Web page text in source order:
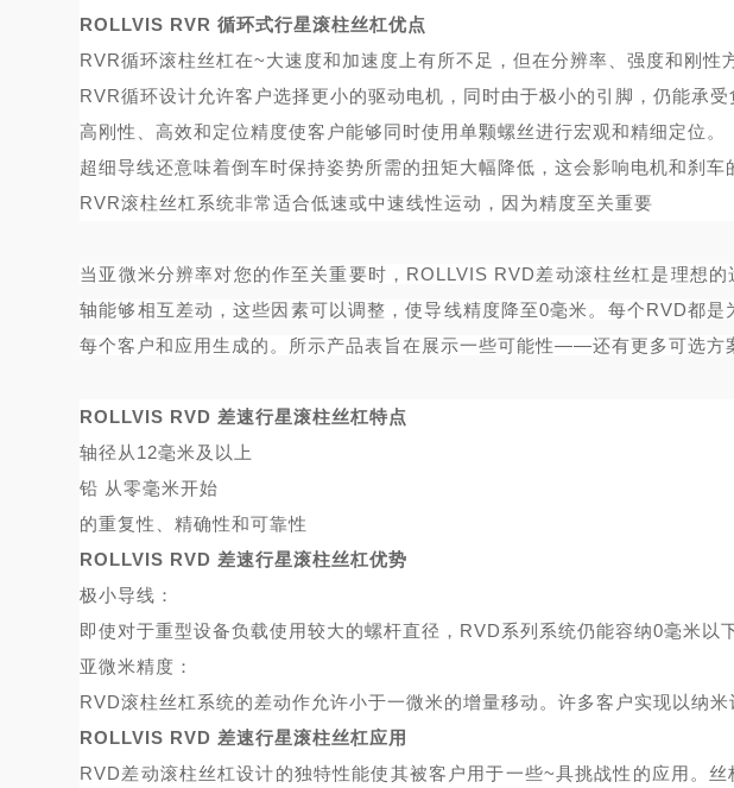
ROLLVIS RVR 循环式行星滚柱丝杠优点
RVR循环滚柱丝杠在~大速度和加速度上有所不足，但在分辨率、强度和刚性
RVR循环设计允许客户选择更小的驱动电机 ，同时由于极小的引脚，仍能承受
高刚性、高效和定位精度使客户能够同时使用单颗螺丝进行宏观和精细定位。
超细导线还意味着倒车时保持姿势所需的扭矩大幅降低，这会影响电机和刹车
RVR滚柱丝杠系统非常适合低速或中速线性运动，因为精度至关重要
当亚微米分辨率对您的作至关重要时， ROLLVIS RVD差动滚柱丝杠是理想
轴能够相互差动，这些因素可以调整，使导线精度降至0毫米。每个RVD都
每个客户和应用生成的。所示产品表旨在展示一些可能性——还有更多可选方
ROLLVIS RVD 差速行星滚柱丝杠特点
轴径从 12毫米及以上
铅 从零毫米开始
的重复性、精确性和可靠性
ROLLVIS RVD 差速行星滚柱丝杠优势
极小导线：
即使对于重型设备负载使用较大的螺杆直径， RVD系列系统仍能容纳0毫米以
亚微米精度：
RVD滚柱丝杠系统的差动作允许小于一微米的增量移动。许多客户实现以纳米
ROLLVIS RVD 差速行星滚柱丝杠应用
RVD差动滚柱丝杠设计的独特性能使其被客户用于一些~具挑战性的应用。